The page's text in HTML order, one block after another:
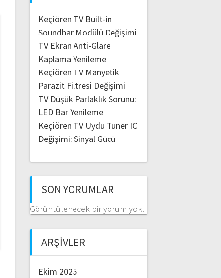
Keçiören TV Built-in
Soundbar Modülü Değişimi
TV Ekran Anti-Glare
Kaplama Yenileme
Keçiören TV Manyetik
Parazit Filtresi Değişimi
TV Düşük Parlaklık Sorunu:
LED Bar Yenileme
Keçiören TV Uydu Tuner IC
Değişimi: Sinyal Gücü
SON YORUMLAR
Görüntülenecek bir yorum yok.
ARŞIVLER
Ekim 2025